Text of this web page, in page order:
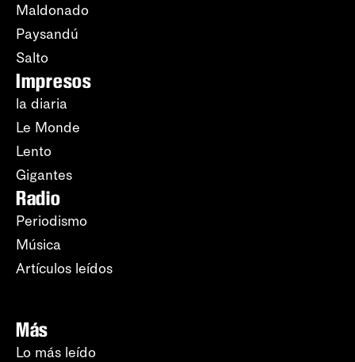
Maldonado
Paysandú
Salto
Impresos
la diaria
Le Monde
Lento
Gigantes
Radio
Periodismo
Música
Artículos leídos
Más
Lo más leído